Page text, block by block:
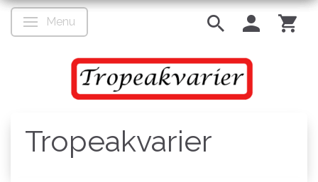
Toggle navigation
Menu
Tropeakvarier